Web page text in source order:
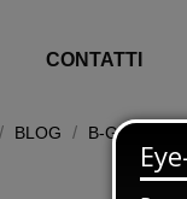
CONTATTI
BLOG B-GRIP